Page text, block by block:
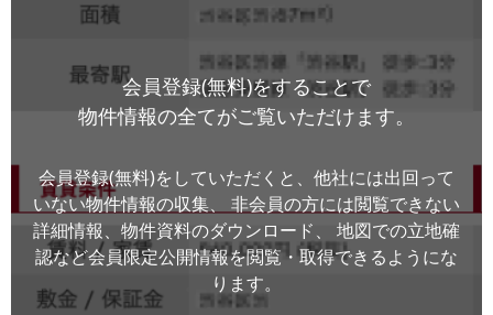
会員登録(無料)をすることで
物件情報の全てがご覧いただけます。
会員登録(無料)をしていただくと、他社には出回って
いない物件情報の収集、
非会員の方には閲覧できない
詳細情報、物件資料のダウンロード、
地図での立地確
認など会員限定公開情報を閲覧・取得できるようにな
ります。